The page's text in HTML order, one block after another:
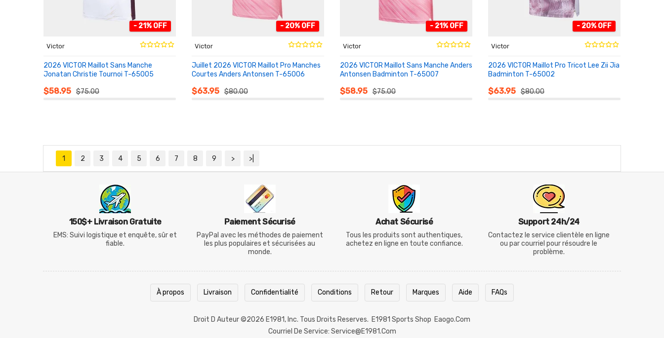
- 21% OFF
Victor
2026 VICTOR Maillot Sans Manche
Jonatan Christie Tournoi T-65005
$58.95 $75.00
- 20% OFF
Victor
Juillet 2026 VICTOR Maillot Pro Manches
Courtes Anders Antonsen T-65006
$63.95 $80.00
- 21% OFF
Victor
2026 VICTOR Maillot Sans Manche Anders
Antonsen Badminton T-65007
$58.95 $75.00
- 20% OFF
Victor
2026 VICTOR Maillot Pro Tricot Lee Zii Jia
Badminton T-65002
$63.95 $80.00
1 2 3 4 5 6 7 8 9 > >|
150$+ Livraison Gratuite
EMS: Suivi logistique et enquête, sûr et
fiable.
Paiement Sécurisé
PayPal avec les méthodes de paiement
les plus populaires et sécurisées au
monde.
Achat Sécurisé
Tous les produits sont authentiques,
achetez en ligne en toute confiance.
Support 24h/24
Contactez le service clientèle en ligne
ou par courriel pour résoudre le
problème.
À propos Livraison Confidentialité Conditions Retour Marques Aide FAQs
Droit D Auteur ©2026 E1981, Inc. Tous Droits Reserves. E1981 Sports Shop Eaogo.com
Courriel De Service: Service@e1981.com